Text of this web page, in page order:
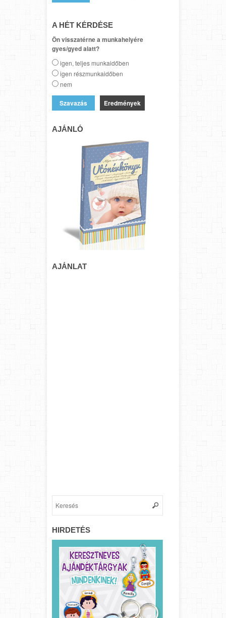
A HÉT KÉRDÉSE
Ön visszatérne a munkahelyére
gyes/gyed alatt?
igen, teljes munkaidőben
igen részmunkaidőben
nem
Eredmények
AJÁNLÓ
AJÁNLAT
HIRDETÉS